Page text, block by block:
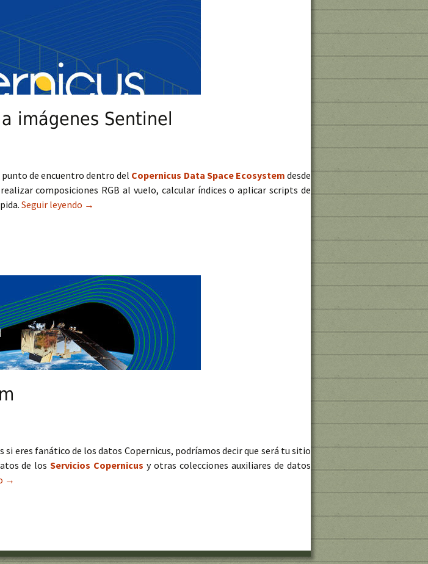
imágenes Sentinel
de encuentro dentro del Copernicus Data Space Ecosystem desde
composiciones RGB al vuelo, calcular índices o aplicar scripts de
Seguir leyendo Copernicus Browser para acceso a imágenes Sentinel
→
si eres fanático de los datos Copernicus, podríamos decir que será tu sitio
de losServicios Copernicus y otras colecciones auxiliares de datos
Copernicus Data Space Ecosystem
→